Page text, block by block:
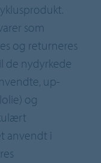
som
og returneres
de nydyrkede
up-
og
anvendt i